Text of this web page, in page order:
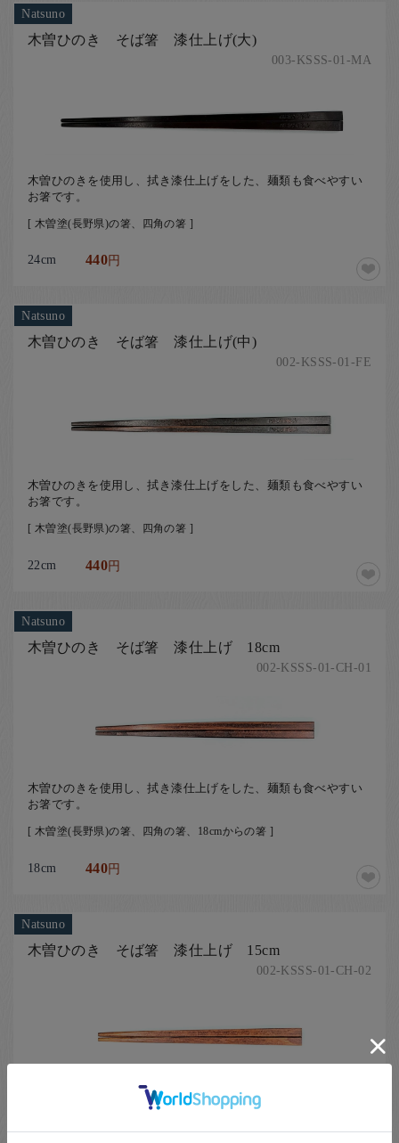
Natsuno
木曽ひのき そば箸 漆仕上げ(大)
003-KSSS-01-MA
木曽ひのきを使用し、拭き漆仕上げをした、麺類も食べやすい
お箸です。
[ 木曽塗(長野県)の箸、四角の箸 ]
24cm 440円
Natsuno
木曽ひのき そば箸 漆仕上げ(中)
002-KSSS-01-FE
木曽ひのきを使用し、拭き漆仕上げをした、麺類も食べやすい
お箸です。
[ 木曽塗(長野県)の箸、四角の箸 ]
22cm 440円
Natsuno
木曽ひのき そば箸 漆仕上げ 18cm
002-KSSS-01-CH-01
木曽ひのきを使用し、拭き漆仕上げをした、麺類も食べやすい
お箸です。
[ 木曽塗(長野県)の箸、四角の箸、18cmからの箸 ]
18cm 440円
Natsuno
木曽ひのき そば箸 漆仕上げ 15cm
002-KSSS-01-CH-02
木曽ひのきを使用し、拭き漆仕上げをした、麺類も食べやすい
[ 木曽塗(長野県)の箸、四角の箸、15cmからの箸 ]